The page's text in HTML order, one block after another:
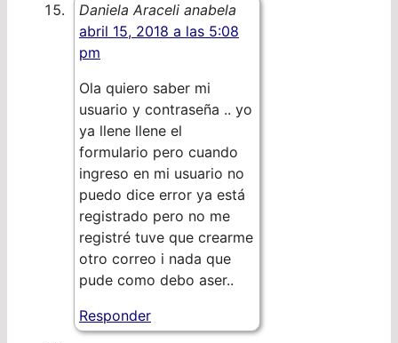
Daniela Araceli anabela
abril 15, 2018 a las 5:08
pm
Ola quiero saber mi
usuario y contraseña .. yo
ya llene llene el
formulario pero cuando
ingreso en mi usuario no
puedo dice error ya está
registrado pero no me
registré tuve que crearme
otro correo i nada que
pude como debo aser..
Responder